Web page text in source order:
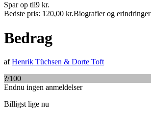
Spar op til9 kr.
Bedste pris: 120,00 kr.Biografier og erindringer
Bedrag
afHenrik Tüchsen & Dorte Toft
?/100
Endnu ingen anmeldelser
Billigst lige nu